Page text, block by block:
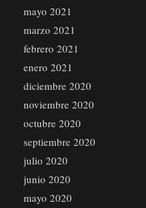
mayo 2021
marzo 2021
febrero 2021
enero 2021
diciembre 2020
noviembre 2020
octubre 2020
septiembre 2020
julio 2020
junio 2020
mayo 2020